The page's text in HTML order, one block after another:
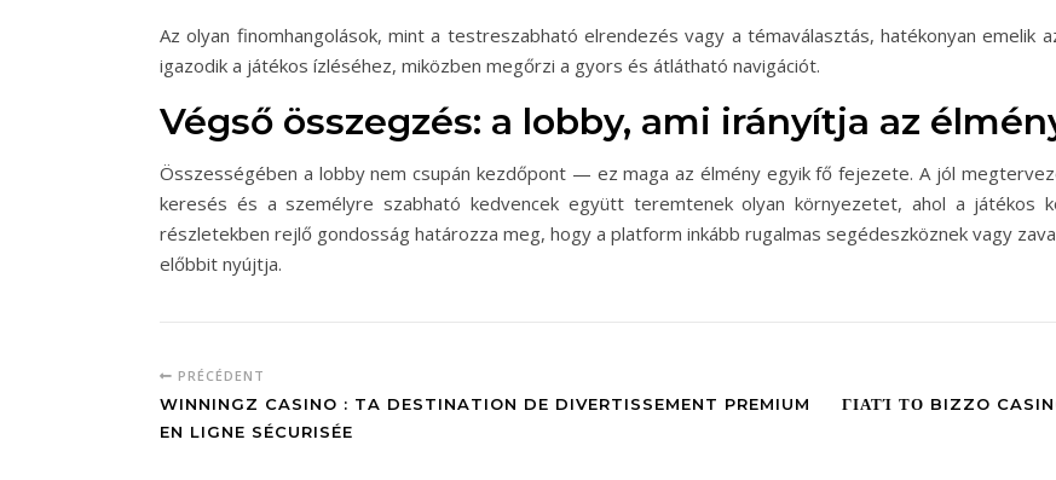
Az olyan finomhangolások, mint a testreszabható elrendezés vagy a témaválasztás, hatékonyan emelik
igazodik a játékos ízléséhez, miközben megőrzi a gyors és átlátható navigációt.
Végső összegzés: a lobby, ami irányítja az
Összességében a lobby nem csupán kezdőpont — ez maga az élmény egyik fő fejezete. A jól
keresés és a személyre szabható kedvencek együtt teremtenek olyan környezetet, ahol a játékos
részletekben rejlő gondosság határozza meg, hogy a platform inkább rugalmas segédeszköznek vagy
előbbit nyújtja.
PRÉCÉDENT
WINNINGZ CASINO : TA DESTINATION DE DIVERTISSEMENT PREMIUM
EN LIGNE SÉCURISÉE
ΓΙΑΤΊ ΤΟ BIZZO